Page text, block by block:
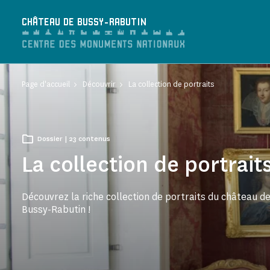
CHÂTEAU DE BUSSY-RABUTIN
Page d'accueil Découvrir La collection de portraits
La collection de
Découvrez la riche collection de portraits du château de
Bussy-Rabutin !
Dossier | 23 contenus